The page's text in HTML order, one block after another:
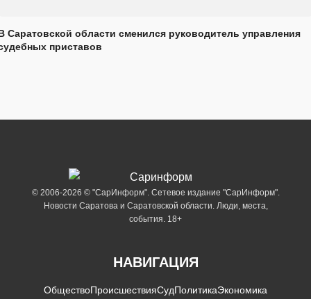
Саратовской области сменился руководитель управления
приставов
© 2006-2026 © "СарИнформ". Сетевое издание "СарИнформ".
Новости Саратова и Саратовской области. Люди, места,
события. 18+
НАВИГАЦИЯ
ОбществоПроисшествияСудПолитикаЭкономика